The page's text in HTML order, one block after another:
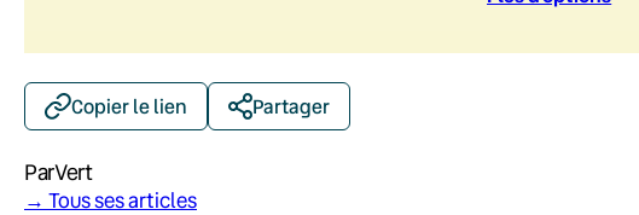
Copier le lien Partager
ParVert
→ Tous ses articles